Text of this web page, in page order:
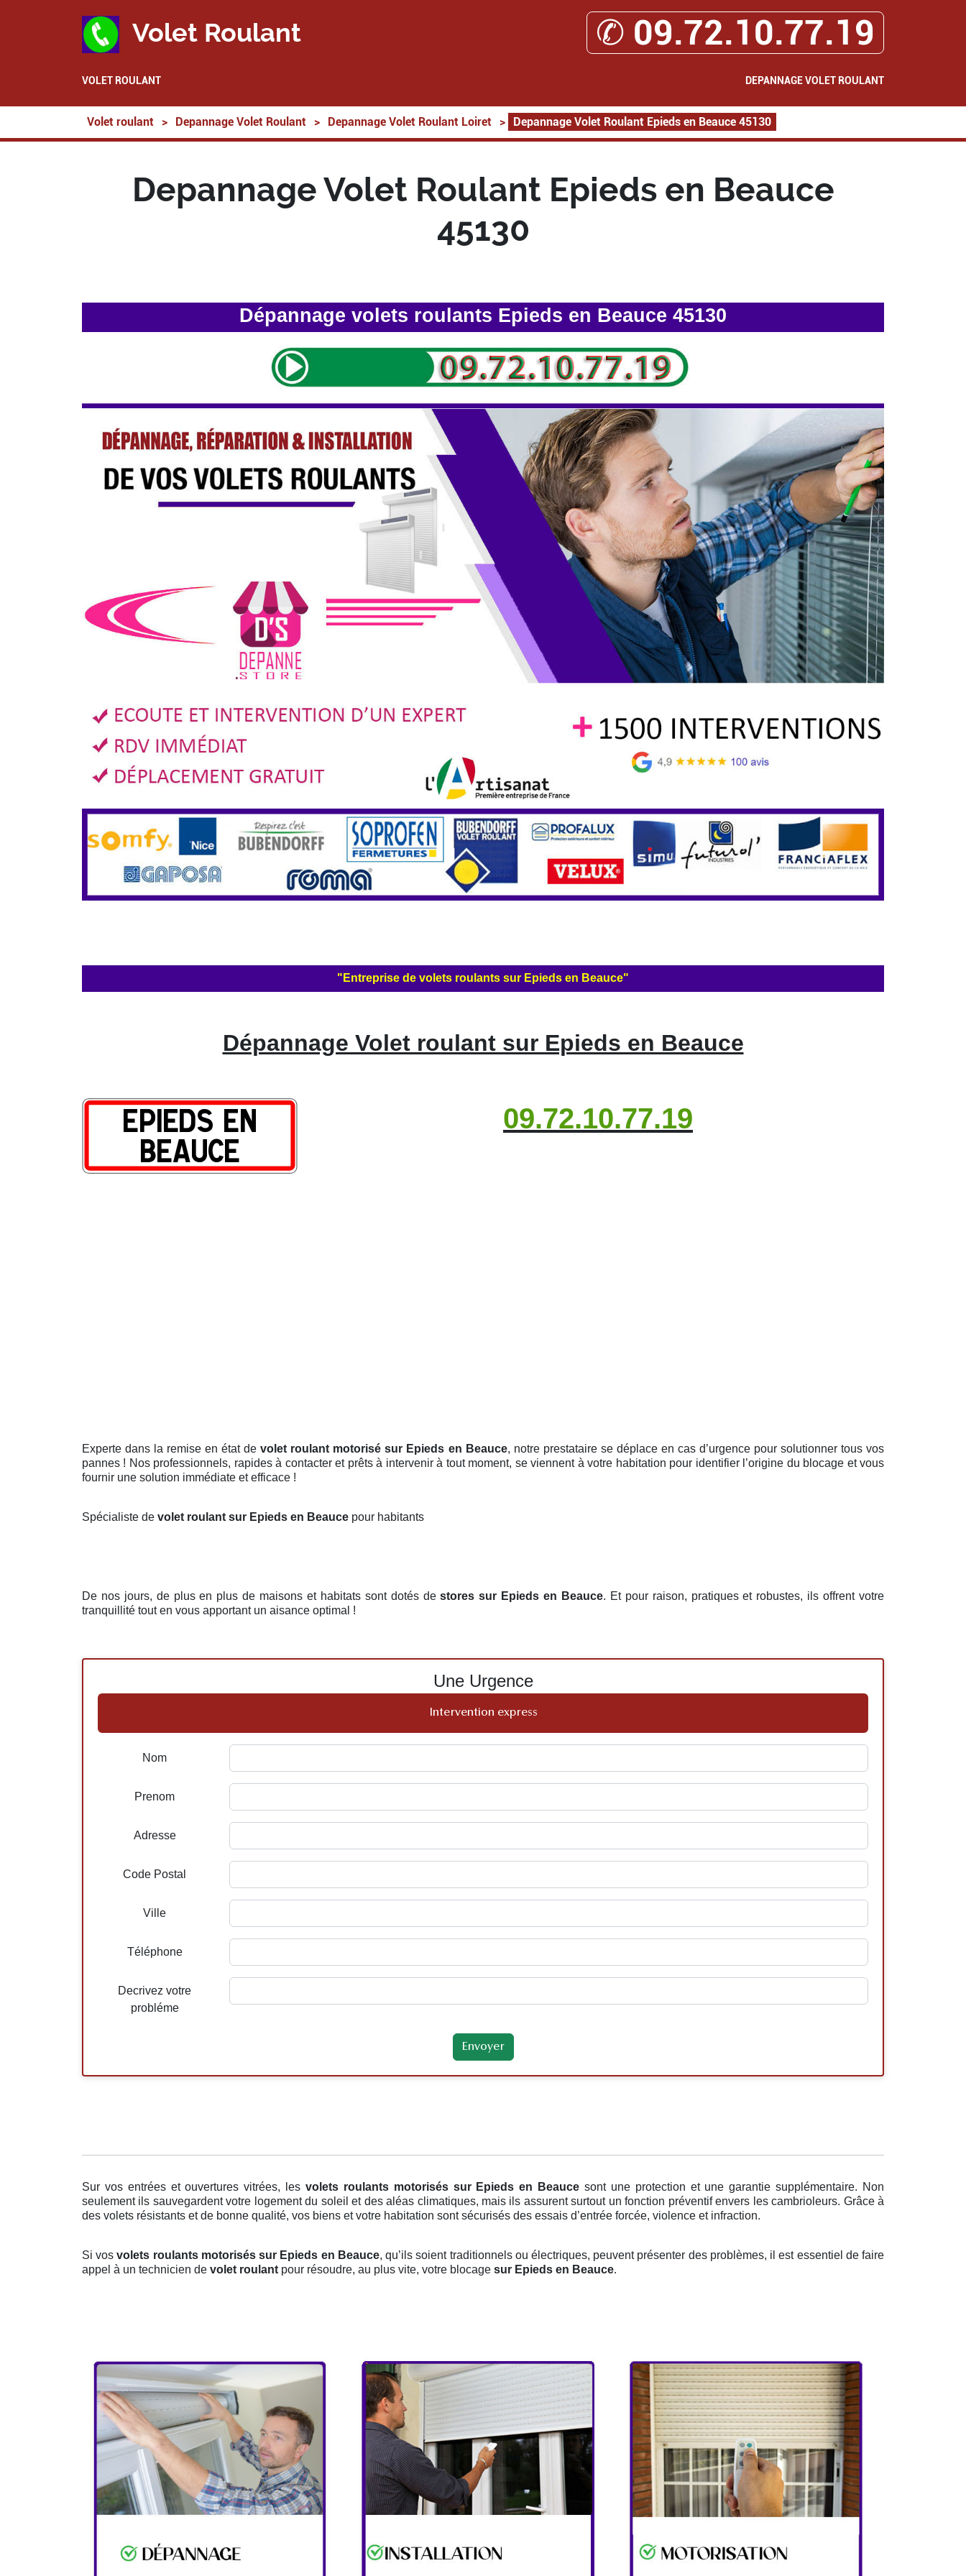
Volet Roulant ✆ 09.72.10.77.19
VOLET ROULANT DEPANNAGE VOLET ROULANT
Volet roulant > Depannage Volet Roulant > Depannage Volet Roulant Loiret > Depannage Volet Roulant Epieds en Beauce 45130
Depannage Volet Roulant Epieds en Beauce
45130
Dépannage volets roulants Epieds en Beauce 45130
"Entreprise de volets roulants sur Epieds en Beauce"
Dépannage Volet roulant sur Epieds en Beauce
09.72.10.77.19
Experte dans la remise en état devolet roulant motorisé sur Epieds en Beauce, notre prestataire se déplace en cas d’urgence pour solutionner tous vos
pannes ! Nos professionnels, rapides à contacter et prêts à intervenir à tout moment, se viennent à votre habitation pour identifier l’origine du blocage et vous
fournir une solution immédiate et efficace !
Spécialiste de volet roulant sur Epieds en Beauce pour habitants
De nos jours, de plus en plus de maisons et habitats sont dotés destores sur Epieds en Beauce. Et pour raison, pratiques et robustes, ils offrent votre
tranquillité tout en vous apportant un aisance optimal !
Une Urgence
Intervention express
Nom
Prenom
Adresse
Code Postal
Ville
Téléphone
Decrivez votre
probléme
Sur vos entrées et ouvertures vitrées, les volets roulants motorisés sur Epieds en Beaucesont une protection et une garantie supplémentaire. Non
seulement ils sauvegardent votre logement du soleil et des aléas climatiques, mais ils assurent surtout un fonction préventif envers les cambrioleurs. Grâce à
des volets résistants et de bonne qualité, vos biens et votre habitation sont sécurisés des essais d’entrée forcée, violence et infraction.
Si vosvolets roulants motorisés sur Epieds en Beauce, qu’ils soient traditionnels ou électriques, peuvent présenter des problèmes, il est essentiel de faire
appel à un technicien de volet roulant pour résoudre, au plus vite, votre blocage sur Epieds en Beauce.